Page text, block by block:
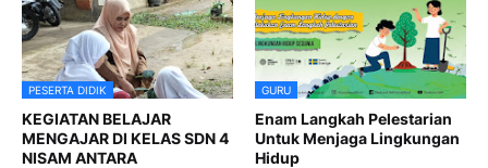
PESERTA DIDIK
KEGIATAN BELAJAR
MENGAJAR DI KELAS SDN 4
NISAM ANTARA
GURU
Enam Langkah Pelestarian
Untuk Menjaga Lingkungan
Hidup